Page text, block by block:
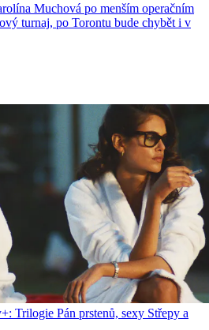
Muchová po menším operačním
turnaj, po Torontu bude chybět i v
Trilogie Pán prstenů, sexy Střepy a